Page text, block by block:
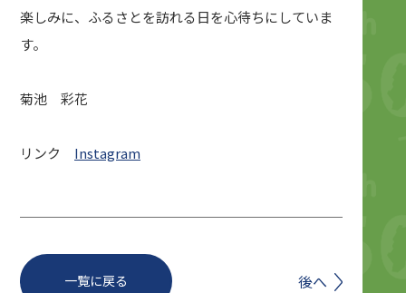
楽しみに、ふるさとを訪れる日を心待ちにしていま
す。
菊池 彩花
リンク Instagram
一覧に戻る 後へ